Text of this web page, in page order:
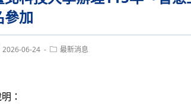
參加
2026-06-24
Post最新消息
：